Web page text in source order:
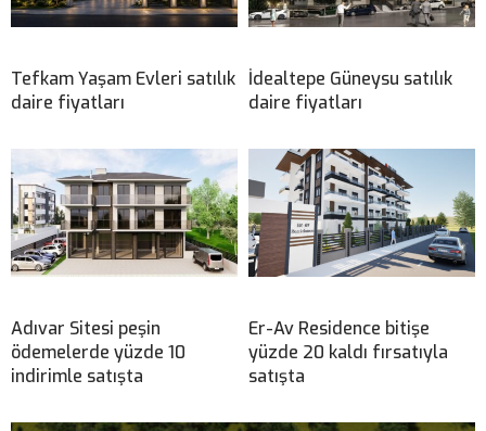
Tefkam Yaşam Evleri satılık
daire fiyatları
İdealtepe Güneysu satılık
daire fiyatları
Adıvar Sitesi peşin
ödemelerde yüzde 10
indirimle satışta
Er-Av Residence bitişe
yüzde 20 kaldı fırsatıyla
satışta